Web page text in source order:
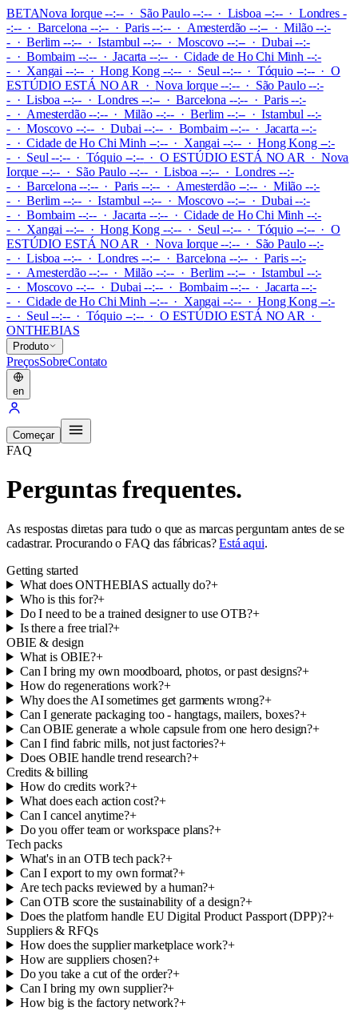
BETANova Iorque --:-- · São Paulo --:-- · Lisboa --:-- · Londres -
-:-- · Barcelona --:-- · Paris --:-- · Amesterdão --:-- · Milão --:-
- · Berlim --:-- · Istambul --:-- · Moscovo --:-- · Dubai --:-
- · Bombaim --:-- · Jacarta --:-- · Cidade de Ho Chi Minh --:-
- · Xangai --:-- · Hong Kong --:-- · Seul --:-- · Tóquio --:--·O
ESTÚDIO ESTÁ NO AR
·Nova Iorque --:-- · São Paulo --:-
- · Lisboa --:-- · Londres --:-- · Barcelona --:-- · Paris --:-
- · Amesterdão --:-- · Milão --:-- · Berlim --:-- · Istambul --:-
- · Moscovo --:-- · Dubai --:-- · Bombaim --:-- · Jacarta --:-
- · Cidade de Ho Chi Minh --:-- · Xangai --:-- · Hong Kong --:-
- · Seul --:-- · Tóquio --:--· O ESTÚDIO ESTÁ NO AR · Nova
Iorque --:-- · São Paulo --:-- · Lisboa --:-- · Londres --:-
- · Barcelona --:-- · Paris --:-- · Amesterdão --:-- · Milão --:-
- · Berlim --:-- · Istambul --:-- · Moscovo --:-- · Dubai --:-
- · Bombaim --:-- · Jacarta --:-- · Cidade de Ho Chi Minh --:-
- · Xangai --:-- · Hong Kong --:-- · Seul --:-- · Tóquio --:--·O
ESTÚDIO ESTÁ NO AR
·Nova Iorque --:-- · São Paulo --:-
- · Lisboa --:-- · Londres --:-- · Barcelona --:-- · Paris --:-
- · Amesterdão --:-- · Milão --:-- · Berlim --:-- · Istambul --:-
- · Moscovo --:-- · Dubai --:-- · Bombaim --:-- · Jacarta --:-
- · Cidade de Ho Chi Minh --:-- · Xangai --:-- · Hong Kong --:-
- · Seul --:-- · Tóquio --:--· O ESTÚDIO ESTÁ NO AR ·
ONTHEBIAS
Produto
PreçosSobreContato
en
Começar
FAQ
Perguntas frequentes.
As respostas diretas para tudo o que as marcas perguntam antes de se
cadastrar. Procurando o FAQ das fábricas?Está aqui.
Getting started
What does ONTHEBIAS actually do?+
Who is this for?+
Do I need to be a trained designer to use OTB?+
Is there a free trial?+
OBIE & design
What is OBIE?+
Can I bring my own moodboard, photos, or past designs?+
How do regenerations work?+
Why does the AI sometimes get garments wrong?+
Can I generate packaging too - hangtags, mailers, boxes?+
Can OBIE generate a whole capsule from one hero design?+
Can I find fabric mills, not just factories?+
Does OBIE handle trend research?+
Credits & billing
How do credits work?+
What does each action cost?+
Can I cancel anytime?+
Do you offer team or workspace plans?+
Tech packs
What's in an OTB tech pack?+
Can I export to my own format?+
Are tech packs reviewed by a human?+
Can OTB score the sustainability of a design?+
Does the platform handle EU Digital Product Passport (DPP)?+
Suppliers & RFQs
How does the supplier marketplace work?+
How are suppliers chosen?+
Do you take a cut of the order?+
Can I bring my own supplier?+
How big is the factory network?+